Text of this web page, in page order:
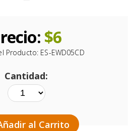
$6
Producto: ES-EWD05CD
Cantidad:
al Carrito